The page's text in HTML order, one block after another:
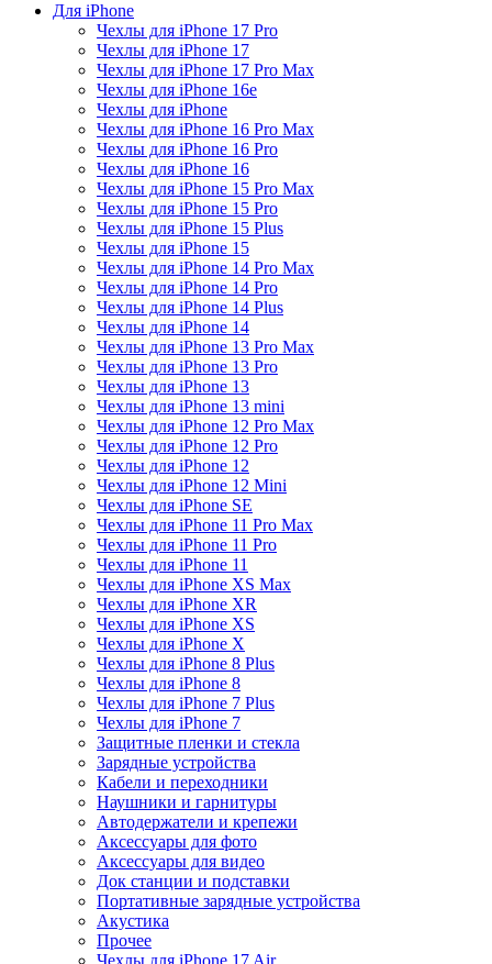
Для iPhone
Чехлы для iPhone 17 Pro
Чехлы для iPhone 17
Чехлы для iPhone 17 Pro Max
Чехлы для iPhone 16e
Чехлы для iPhone
Чехлы для iPhone 16 Pro Max
Чехлы для iPhone 16 Pro
Чехлы для iPhone 16
Чехлы для iPhone 15 Pro Max
Чехлы для iPhone 15 Pro
Чехлы для iPhone 15 Plus
Чехлы для iPhone 15
Чехлы для iPhone 14 Pro Max
Чехлы для iPhone 14 Pro
Чехлы для iPhone 14 Plus
Чехлы для iPhone 14
Чехлы для iPhone 13 Pro Max
Чехлы для iPhone 13 Pro
Чехлы для iPhone 13
Чехлы для iPhone 13 mini
Чехлы для iPhone 12 Pro Max
Чехлы для iPhone 12 Pro
Чехлы для iPhone 12
Чехлы для iPhone 12 Mini
Чехлы для iPhone SE
Чехлы для iPhone 11 Pro Max
Чехлы для iPhone 11 Pro
Чехлы для iPhone 11
Чехлы для iPhone XS Max
Чехлы для iPhone XR
Чехлы для iPhone XS
Чехлы для iPhone X
Чехлы для iPhone 8 Plus
Чехлы для iPhone 8
Чехлы для iPhone 7 Plus
Чехлы для iPhone 7
Защитные пленки и стекла
Зарядные устройства
Кабели и переходники
Наушники и гарнитуры
Автодержатели и крепежи
Аксессуары для фото
Аксессуары для видео
Док станции и подставки
Портативные зарядные устройства
Акустика
Прочее
Чехлы для iPhone 17 Air